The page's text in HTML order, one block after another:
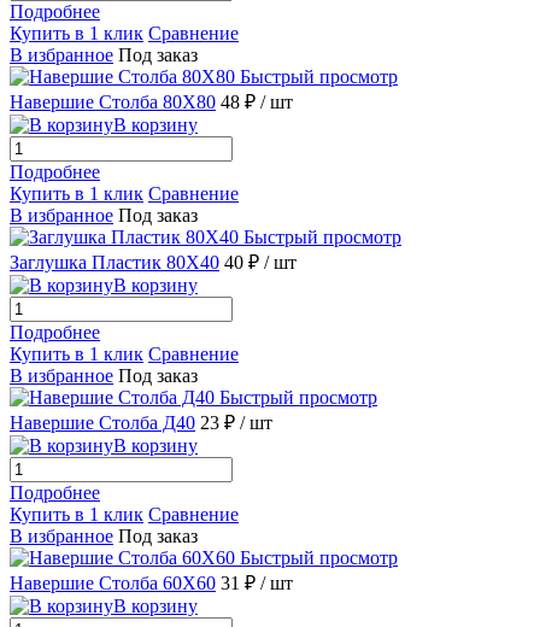
Подробнее
Купить в 1 клик Сравнение
В избранное Под заказ
Быстрый просмотр
Навершие Столба 80X80 48 ₽ / шт
В корзину
Подробнее
Купить в 1 клик Сравнение
В избранное Под заказ
Быстрый просмотр
Заглушка Пластик 80X40 40 ₽ / шт
В корзину
Подробнее
Купить в 1 клик Сравнение
В избранное Под заказ
Быстрый просмотр
Навершие Столба Д40 23 ₽ / шт
В корзину
Подробнее
Купить в 1 клик Сравнение
В избранное Под заказ
Быстрый просмотр
Навершие Столба 60X60 31 ₽ / шт
В корзину